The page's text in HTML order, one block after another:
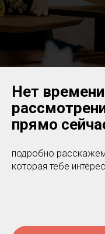
Нет
прямо
подробно
которая тебе